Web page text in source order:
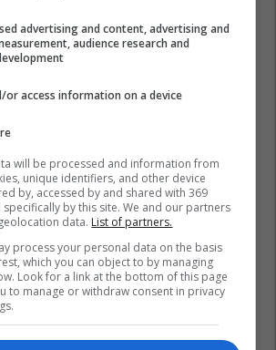
Stuhi Bore
advertising and content, advertising and
audience research and
or access information on a device
will be processed and information from
unique identifiers, and other device
by, accessed by and shared with 369
by this site. We and our partners
data. List of partners.
process your personal data on the basis
which you can object to by managing
Look for a link at the bottom of this page
to manage or withdraw consent in privacy